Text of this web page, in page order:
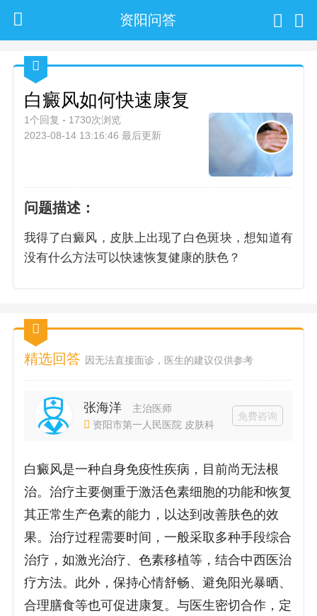
资阳问答
白癜风如何快速康复
1个回复
1730次浏览
2023-08-14 13:16:46 最后更新
问题描述：
我得了白癜风，皮肤上出现了白色斑块，想知道有
没有什么方法可以快速恢复健康的肤色？
精选回答 因无法直接面诊，医生的建议仅供参考
张海洋
主治医师
资阳市第一人民医院 皮肤科
免费咨询
白癜风是一种自身免疫性疾病，目前尚无法根
治。治疗主要侧重于激活色素细胞的功能和恢复
其正常生产色素的能力，以达到改善肤色的效
果。治疗过程需要时间，一般采取多种手段综合
治疗，如激光治疗、色素移植等，结合中西医治
疗方法。此外，保持心情舒畅、避免阳光暴晒、
合理膳食等也可促进康复。与医生密切合作，定